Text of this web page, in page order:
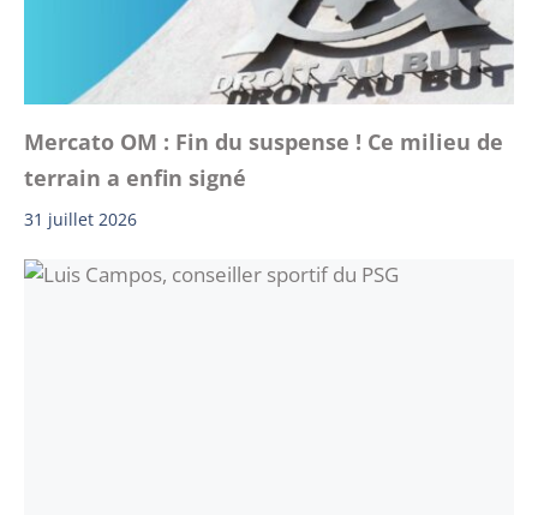
Mercato OM : Fin du suspense ! Ce milieu de
terrain a enfin signé
31 juillet 2026